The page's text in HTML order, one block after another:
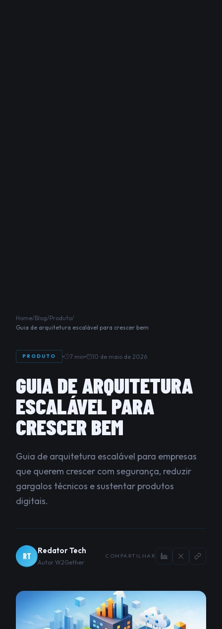
Home/Blog/Produto/
Guia de arquitetura escalável para crescer bem
PRODUTO 7 min 10 de maio de 2026
GUIA DE ARQUITETURA
ESCALÁVEL PARA
CRESCER BEM
Guia de arquitetura escalável para empresas
que querem crescer com segurança, reduzir
gargalos técnicos e sustentar produtos
digitais.
RT
Redator Tech
Autor W2Gether
COMPARTILHAR